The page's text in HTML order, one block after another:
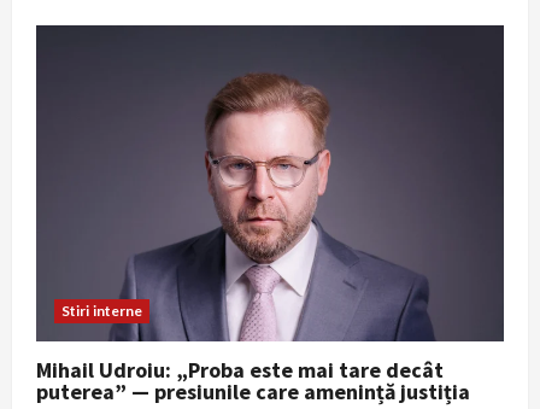
Stiri interne
Mihail Udroiu: „Proba este mai tare decât
puterea” — presiunile care amenință justiția